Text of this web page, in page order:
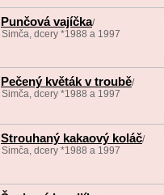
Punčová vajíčka/
Simča, dcery *1988 a 1997
Pečený květák v troubě/
Simča, dcery *1988 a 1997
Strouhaný kakaový koláč/
Simča, dcery *1988 a 1997